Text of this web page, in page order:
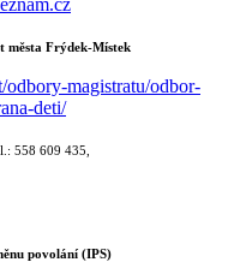
města Frýdek-Místek
magistratu/odbor-
deti/
558 609 435,
povolání (IPS)